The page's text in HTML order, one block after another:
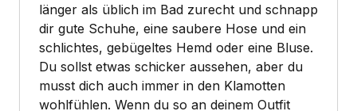
länger als üblich im Bad zurecht und schnapp
dir gute Schuhe, eine saubere Hose und ein
schlichtes, gebügeltes Hemd oder eine Bluse.
Du sollst etwas schicker aussehen, aber du
musst dich auch immer in den Klamotten
wohlfühlen. Wenn du so an deinem Outfit